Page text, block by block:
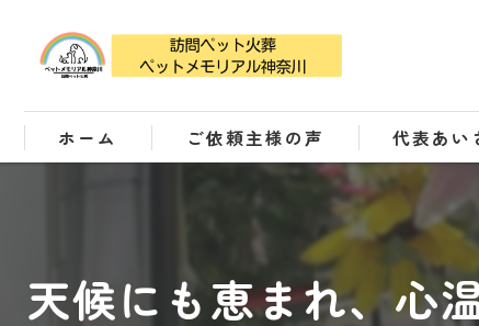
ホーム ご依頼主様の声 代表あい
天候にも恵まれ、心